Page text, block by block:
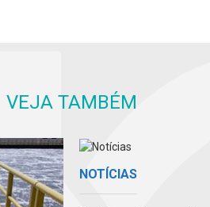
VEJA TAMBÉM
NOTÍCIAS